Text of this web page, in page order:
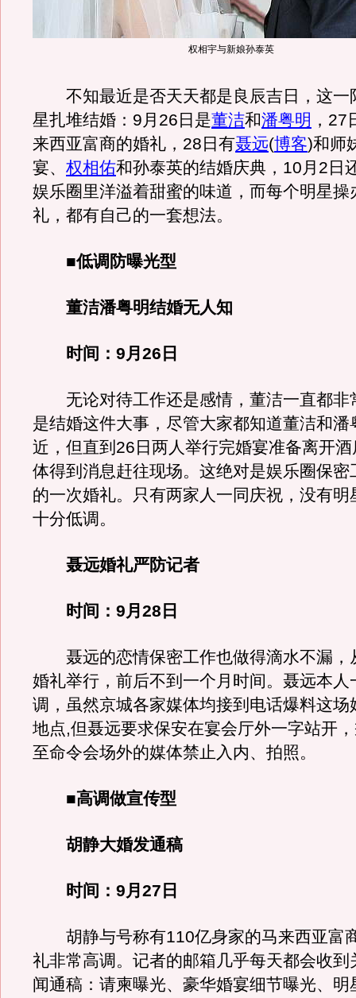
权相宇与新娘孙泰英
不知最近是否天天都是良辰吉日，这一
星扎堆结婚：9月26日是董洁和潘粤明 ，27
来西亚富商的婚礼，28日有聂远(博客)和师
宴、 权相佑和孙泰英的结婚庆典，10月2日
娱乐圈里洋溢着甜蜜的味道，而每个明星操
礼，都有自己的一套想法。
■低调防曝光型
董洁潘粤明结婚无人知
时间：9月26日
无论对待工作还是感情，董洁一直都非
是结婚这件大事，尽管大家都知道董洁和潘
近，但直到26日两人举行完婚宴准备离开
体得到消息赶往现场。这绝对是娱乐圈保密
的一次婚礼。只有两家人一同庆祝，没有明
十分低调。
聂远婚礼严防记者
时间：9月28日
聂远的恋情保密工作也做得滴水不漏，
婚礼举行，前后不到一个月时间。聂远本人
调，虽然京城各家媒体均接到电话爆料这场
地点,但聂远要求保安在宴会厅外一字站开
至命令会场外的媒体禁止入内、拍照。
■高调做宣传型
胡静大婚发通稿
时间：9月27日
胡静与号称有110亿身家的马来西亚富
礼非常高调。记者的邮箱几乎每天都会收到
闻通稿：请柬曝光、豪华婚宴细节曝光、明